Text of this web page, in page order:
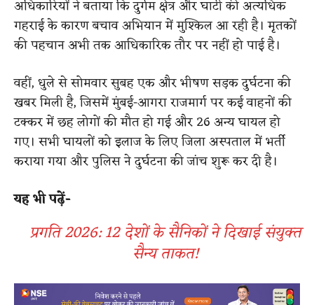
अधिकारियों ने बताया कि दुर्गम क्षेत्र और घाटी की अत्यधिक
गहराई के कारण बचाव अभियान में मुश्किल आ रही है। मृतकों
की पहचान अभी तक आधिकारिक तौर पर नहीं हो पाई है।
वहीं, धुले से सोमवार सुबह एक और भीषण सड़क दुर्घटना की
खबर मिली है, जिसमें मुंबई-आगरा राजमार्ग पर कई वाहनों की
टक्कर में छह लोगों की मौत हो गई और 26 अन्य घायल हो
गए। सभी घायलों को इलाज के लिए जिला अस्पताल में भर्ती
कराया गया और पुलिस ने दुर्घटना की जांच शुरू कर दी है।
यह भी पढ़ें-
प्रगति 2026: 12 देशों के सैनिकों ने दिखाई संयुक्त
सैन्य ताकत!